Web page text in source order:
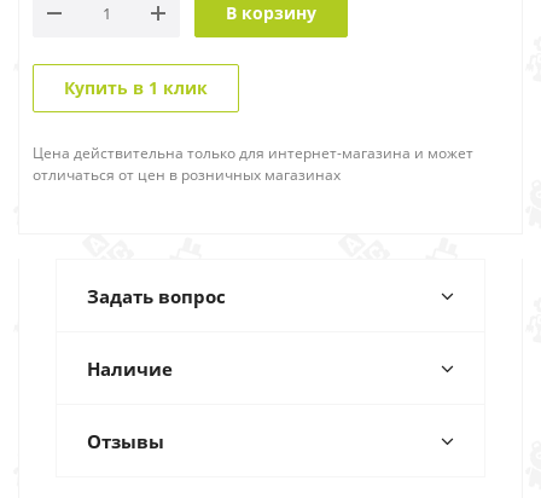
В корзину
Купить в 1 клик
Цена действительна только для интернет-магазина и может
отличаться от цен в розничных магазинах
Задать вопрос
Наличие
Отзывы